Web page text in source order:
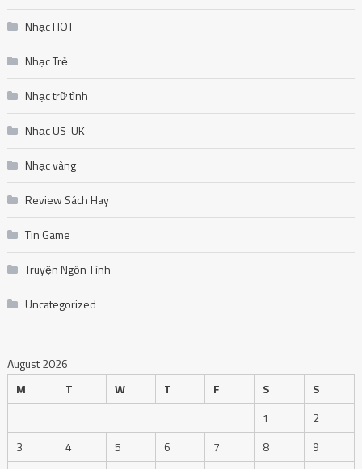
Nhạc HOT
Nhạc Trẻ
Nhạc trữ tình
Nhạc US-UK
Nhạc vàng
Review Sách Hay
Tin Game
Truyện Ngôn Tình
Uncategorized
August 2026
M
T W T F S
S
1
2
3
4 5 6 7 8
9